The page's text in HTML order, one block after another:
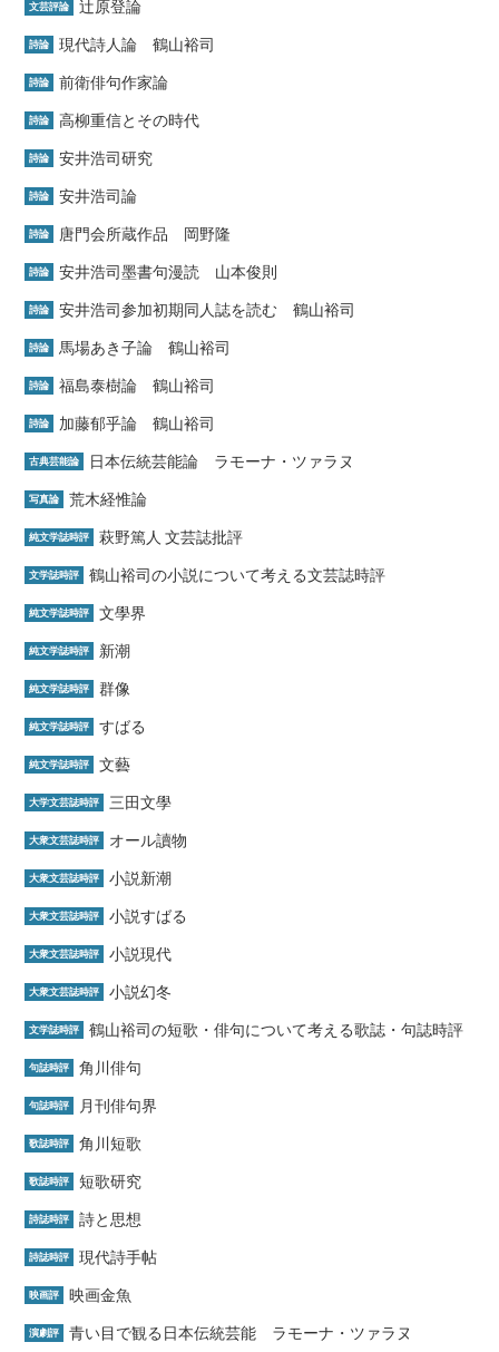
文芸評論 辻原登論
詩論 現代詩人論 鶴山裕司
詩論 前衛俳句作家論
詩論 高柳重信とその時代
詩論 安井浩司研究
詩論 安井浩司論
詩論 唐門会所蔵作品 岡野隆
詩論 安井浩司墨書句漫読 山本俊則
詩論 安井浩司参加初期同人誌を読む 鶴山裕司
詩論 馬場あき子論 鶴山裕司
詩論 福島泰樹論 鶴山裕司
詩論 加藤郁乎論 鶴山裕司
古典芸能論 日本伝統芸能論 ラモーナ・ツァラヌ
写真論 荒木経惟論
純文学誌時評 萩野篤人 文芸誌批評
文学誌時評 鶴山裕司の小説について考える文芸誌時評
純文学誌時評 文學界
純文学誌時評 新潮
純文学誌時評 群像
純文学誌時評 すばる
純文学誌時評 文藝
大学文芸誌時評 三田文學
大衆文芸誌時評 オール讀物
大衆文芸誌時評 小説新潮
大衆文芸誌時評 小説すばる
大衆文芸誌時評 小説現代
大衆文芸誌時評 小説幻冬
文学誌時評 鶴山裕司の短歌・俳句について考える歌誌・句誌時評
句誌時評 角川俳句
句誌時評 月刊俳句界
歌誌時評 角川短歌
歌誌時評 短歌研究
詩誌時評 詩と思想
詩誌時評 現代詩手帖
映画評 映画金魚
演劇評 青い目で観る日本伝統芸能 ラモーナ・ツァラヌ